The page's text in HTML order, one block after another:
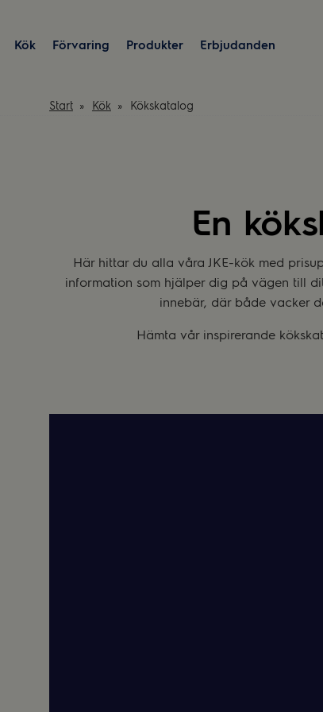
Kök Förvaring Produkter Erbjudanden
Start Kök Kökskatalog
En
Här hittar du alla våra JKE-kök med
information som hjälper dig på vägen till
innebär, där både vacker
Hämta vår inspirerande